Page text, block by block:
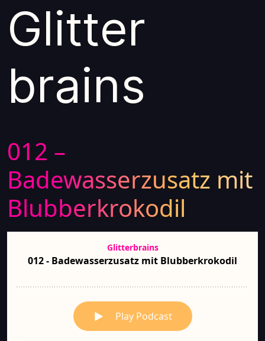
Glitter
brains
012 –
Badewasserzusatz mit
Blubberkrokodil